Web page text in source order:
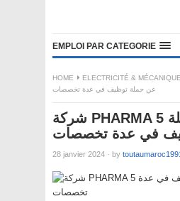
EMPLOI PAR CATEGORIE
HOME ELECTRICITÉ & MÉCANIQUE
عن حملة توظيف في عدة تخصصات
شركة PHARMA 5 تعلن عن حملة
في عدة تخصصات
28 janvier 2024 · by toutaumaroc1991